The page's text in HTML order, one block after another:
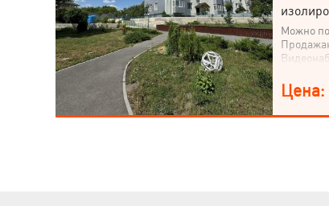
Можно по
"Аркада
доме.
Цена: